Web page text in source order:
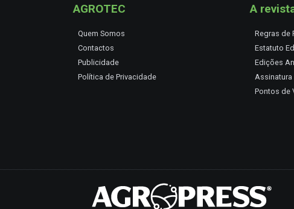
AGROTEC
Quem Somos
Contactos
Publicidade
Política de Privacidade
A
Regras de
Estatuto
Edições
Assinatura
Pontos de